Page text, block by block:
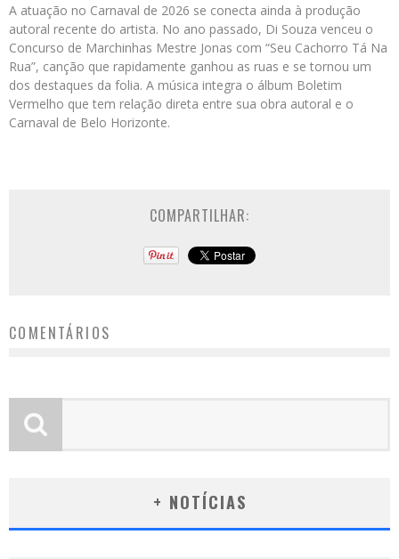
A atuação no Carnaval de 2026 se conecta ainda à produção
autoral recente do artista. No ano passado, Di Souza venceu o
Concurso de Marchinhas Mestre Jonas com “Seu Cachorro Tá Na
Rua”, canção que rapidamente ganhou as ruas e se tornou um
dos destaques da folia. A música integra o álbum Boletim
Vermelho que tem relação direta entre sua obra autoral e o
Carnaval de Belo Horizonte.
COMPARTILHAR:
COMENTÁRIOS
+ NOTÍCIAS